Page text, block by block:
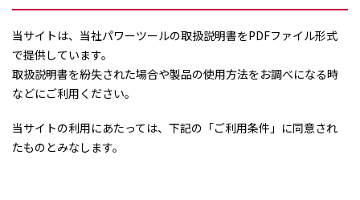
当サイトは、当社パワーツールの取扱説明書をPDFファイル形式
で提供しています。
取扱説明書を紛失された場合や製品の使用方法をお調べになる時
などにご利用ください。
当サイトの利用にあたっては、下記の「ご利用条件」に同意され
たものとみなします。